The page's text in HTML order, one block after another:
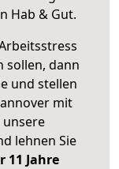
Hab & Gut.
sollen, dann
und stellen
mit
unsere
lehnen Sie
11 Jahre